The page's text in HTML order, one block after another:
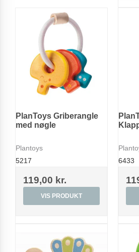
PlanToys Griberangle
med nøgle
Plantoys
5217
119,00 kr.
VIS PRODUKT
6433